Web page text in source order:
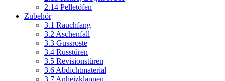
2.14 Pelletöfen
Zubehör
3.1 Rauchfang
3.2 Aschenfall
3.3 Gussroste
3.4 Russtüren
3.5 Revisionstüren
3.6 Abdichtmaterial
3.7 Anheizklappen